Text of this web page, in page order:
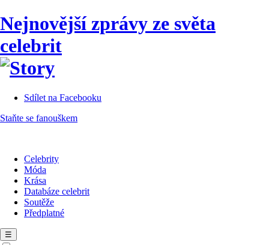
Nejnovější zprávy ze světa
celebrit
Sdílet na Facebooku
Staňte se fanouškem
Celebrity
Móda
Krása
Databáze celebrit
Soutěže
Předplatné
☰